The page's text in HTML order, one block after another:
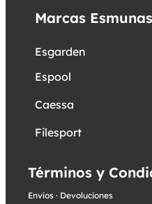
Marcas Esmunas
Esgarden
Espool
Caessa
Filesport
Términos y
Envíos · Devoluciones